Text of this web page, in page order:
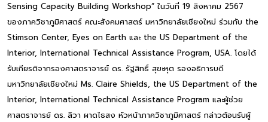
Sensing Capacity Building Workshop” ในวันที่ 19 สิงหาคม 2567
ของภาควิชาภูมิศาสตร์ คณะสังคมศาสตร์ มหาวิทยาลัยเชียงใหม่ ร่วมกับ the
Stimson Center, Eyes on Earth และ the US Department of the
Interior, International Technical Assistance Program, USA. โดยได้
รับเกียรติจากรองศาสตราจารย์ ดร. รัฐสิทธิ์ สุขะหุต รองอธิการบดี
มหาวิทยาลัยเชียงใหม่ Ms. Claire Shields, the US Department of the
Interior, International Technical Assistance Program และผู้ช่วย
ศาสตราจารย์ ดร. ลิวา ผาดไธสง หัวหน้าภาควิชาภูมิศาสตร์ กล่าวต้อนรับผู้